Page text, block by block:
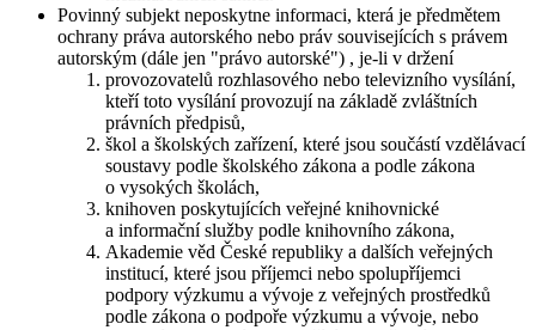
Povinný subjekt neposkytne informaci, která je předmětem
ochrany práva autorského nebo práv souvisejících s právem
autorským (dále jen "právo autorské") , je-li v držení
provozovatelů rozhlasového nebo televizního vysílání,
kteří toto vysílání provozují na základě zvláštních
právních předpisů,
škol a školských zařízení, které jsou součástí vzdělávací
soustavy podle školského zákona a podle zákona
o vysokých školách,
knihoven poskytujících veřejné knihovnické
a informační služby podle knihovního zákona,
Akademie věd České republiky a dalších veřejných
institucí, které jsou příjemci nebo spolupříjemci
podpory výzkumu a vývoje z veřejných prostředků
podle zákona o podpoře výzkumu a vývoje, nebo